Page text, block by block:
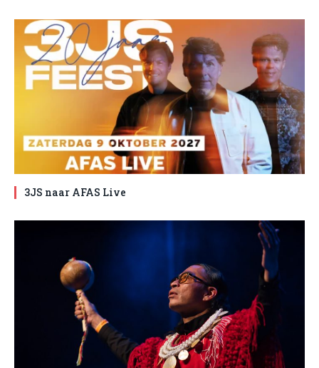
3JS naar AFAS Live